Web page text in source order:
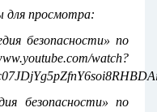
для просмотра:
безопасности» по
watch?
безопасности» по